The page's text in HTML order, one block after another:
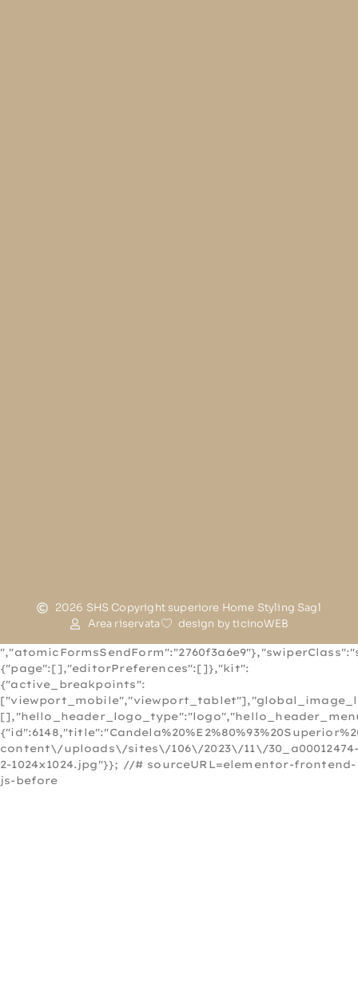
2026 SHS Copyright superiore Home Styling Sagl
Area riservata
design by ticinoWEB
{"page":[],"editorPreferences":[]},"kit":
{"active_breakpoints":
content\/uploads\/sites\/106\/2023\/11\/
2-1024x1024.jpg"}}; //# sourceURL=elementor-frontend-
js-before